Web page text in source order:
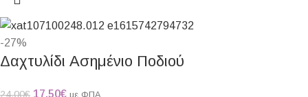
-27%
Δαχτυλίδι Ασημένιο Ποδιού
24,00€ 17,50€ με ΦΠΑ